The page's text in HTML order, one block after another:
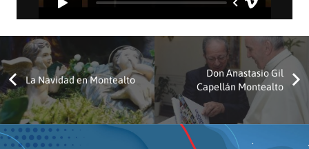
La Navidad en Montealto
Don Anastasio Gil
Capellán Montealto